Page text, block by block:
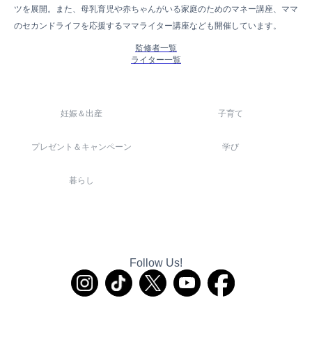
ツを展開。また、母乳育児や赤ちゃんがいる家庭のためのマネー講座、ママ
のセカンドライフを応援するママライター講座なども開催しています。
監修者一覧
ライター一覧
妊娠＆出産 子育て
プレゼント＆キャンペーン 学び
暮らし
Follow Us!